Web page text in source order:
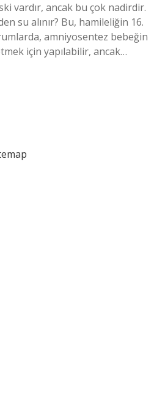
vardır, ancak bu çok nadirdir.
su alınır? Bu, hamileliğin 16.
amniyosentez bebeğin
için yapılabilir, ancak…